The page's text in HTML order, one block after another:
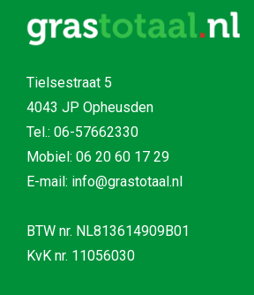
Tielsestraat 5
4043 JP Opheusden
Tel.: 06-57662330
Mobiel: 06 20 60 17 29
E-mail: info@grastotaal.nl
BTW nr. NL813614909B01
KvK nr. 11056030